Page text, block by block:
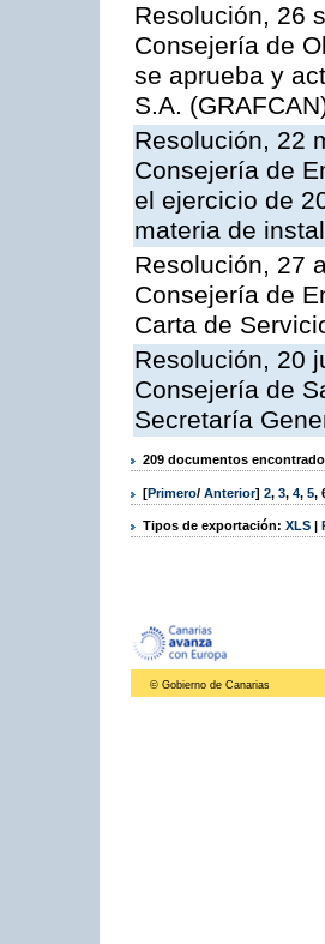
Resolución, 26
Consejería de
se aprueba y
S.A.
Resolución, 22
Consejería de
el ejercicio de
materia de
Resolución, 27
Consejería de
Carta de
Resolución, 20
Consejería de
Secretaría
209 documentos
[Primero/ Anterior] 2, 3, 4, 5,
Tipos de exportación: XLS |
© Gobierno de Canarias